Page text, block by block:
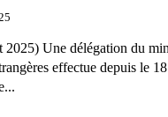
Une délégation du
effectue depuis le